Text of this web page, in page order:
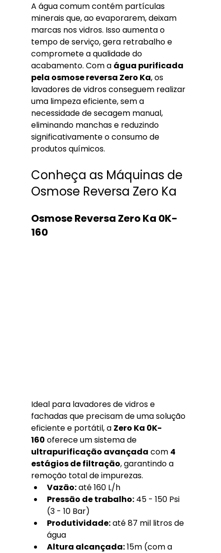
A água comum contém partículas
minerais que, ao evaporarem, deixam
marcas nos vidros. Isso aumenta o
tempo de serviço, gera retrabalho e
compromete a qualidade do
acabamento. Com a água purificada
pela osmose reversa Zero Ka, os
lavadores de vidros conseguem realizar
uma limpeza eficiente, sem a
necessidade de secagem manual,
eliminando manchas e reduzindo
significativamente o consumo de
produtos químicos.
Conheça as Máquinas de
Osmose Reversa Zero Ka
Osmose Reversa Zero Ka 0K-
160
Ideal para lavadores de vidros e
fachadas que precisam de uma solução
eficiente e portátil, a Zero Ka 0K-
160 oferece um sistema de
ultrapurificação avançada com 4
estágios de filtração, garantindo a
remoção total de impurezas.
Vazão: até 160 L/h
Pressão de trabalho: 45 - 150 Psi
(3 - 10 Bar)
Produtividade: até 87 mil litros de
água
Altura alcançada: 15m (com a